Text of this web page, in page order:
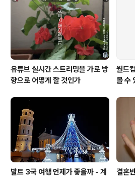
해가 어둠이라는 감옥에서 완전히 해방되어 서서히
고 있다. 이렇게 고대 리투아니아 사람들은 동지에
아옴, 즉 새..
유튜브 실시간 스트리밍을 가로 방
향으로 어떻게 할 것인가
월드
볼 수
발트 3국 여행 언제가 좋을까 - 계
결혼